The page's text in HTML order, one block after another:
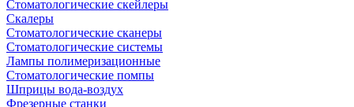
Стоматологические скейлеры
Скалеры
Стоматологические сканеры
Стоматологические системы
Лампы полимеризационные
Стоматологические помпы
Шприцы вода-воздух
Фрезерные станки